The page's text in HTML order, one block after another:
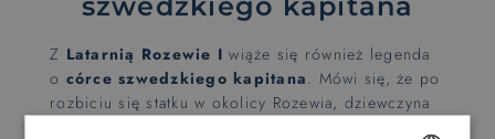
Z Latarnią Rozewie I wiąże się również legenda
o córce szwedzkiego kapitana. Mówi się, że po
rozbiciu się statku w okolicy Rozewia, dziewczyna